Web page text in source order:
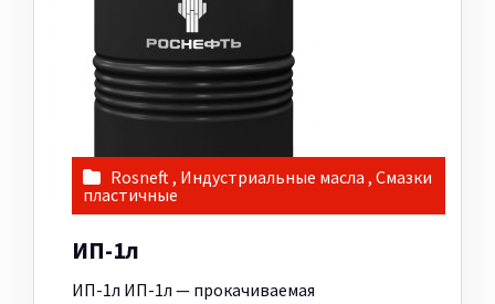
Rosneft, Индустриальные масла , Смазки
пластичные
ИП-1л
ИП-1л ИП-1л — прокачиваемая